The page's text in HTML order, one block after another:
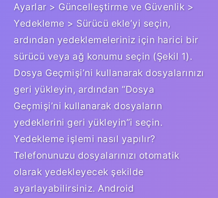
Ayarlar > Güncelleştirme ve Güvenlik >
Yedekleme > Sürücü ekle’yi seçin,
ardından yedeklemeleriniz için harici bir
sürücü veya ağ konumu seçin (Şekil 1).
Dosya Geçmişi’ni kullanarak dosyalarınızı
geri yükleyin, ardından “Dosya
Geçmişi’ni kullanarak dosyaların
yedeklerini geri yükleyin”i seçin.
Yedekleme işlemi nasıl yapılır?
Telefonunuzu dosyalarınızı otomatik
olarak yedekleyecek şekilde
ayarlayabilirsiniz. Android